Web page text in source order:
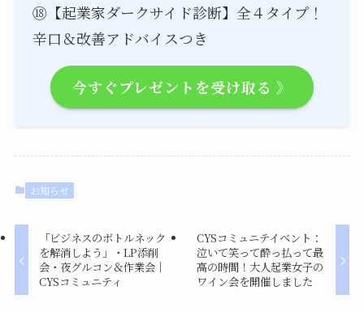
⑱【起業家ダークサイド診断】全４タイプ！
辛口＆改善アドバイスつき
今すぐプレゼントを受け取る 》
お知らせ
「ビジネスのボトルネック
を解消しよう」・LP添削
会・夜グルコン＆作業会｜
CYSコミュニティ
CYSコミュニテイベント：
泣いて笑って酔っ払って最
高の時間！大人起業女子の
ワイン会を開催しました